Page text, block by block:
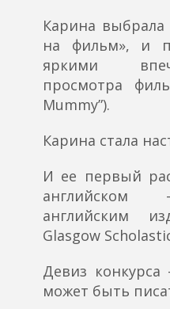
Карина выбрала
на фильм», и
яркими
просмотра
Mummy”).
Карина стала
И ее первый
английском
английским
Glasgow
Девиз
может быть